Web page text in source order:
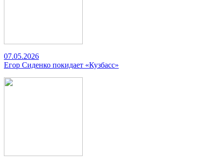
07.05.2026
Егор Сиденко покидает «Кузбасс»